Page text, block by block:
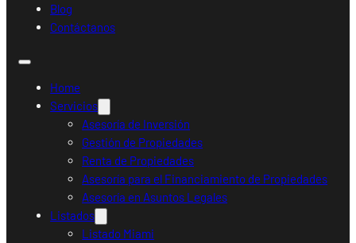
Blog
Contáctanos
Home
Servicios
Asesoría de Inversión
Gestión de Propiedades
Renta de Propiedades
Asesoría para el Financiamiento de Propiedades
Asesoría en Asuntos Legales
Listados
Listado Miami